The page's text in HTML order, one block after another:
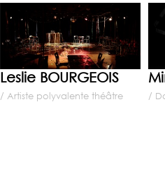
Leslie BOURGEOIS
/ Artiste polyvalente théâtre /